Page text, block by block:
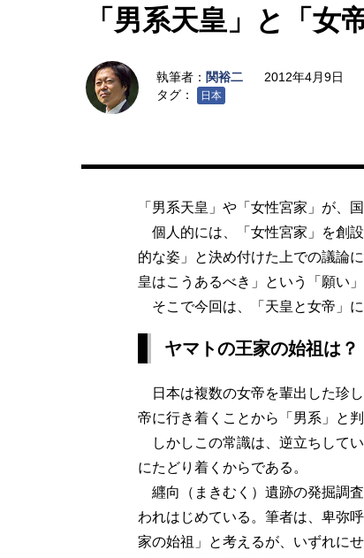
「男系天皇」と「女
執筆者： 関裕二
2012年4月9日
タグ：
日本
「男系天皇」や「女性宮家」が、
個人的には、「女性宮家」を創
的な姿」と決め付けた上での議論
皇はこうあるべき」という「願い
そこで今回は、「天皇と女帝」に
ヤマトの王家の始祖は？
日本は複数の女帝を輩出した珍
帝に行き着くことから「男系」と判
しかしこの常識は、逆立ちして
にたどり着くからである。
纒向（まきむく）遺跡の発掘調
われはじめている。筆者は、卑弥
家の始祖」と考えるが、いずれに